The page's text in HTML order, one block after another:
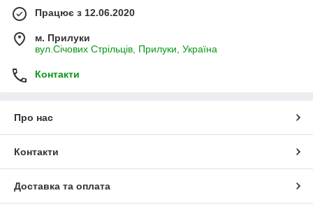
Працює з 12.06.2020
м. Прилуки
вул.Січових Стрільців, Прилуки, Україна
Контакти
Про нас
Контакти
Доставка та оплата